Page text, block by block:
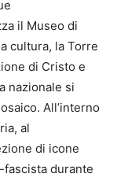
il Museo di
cultura, la Torre
di Cristo e
nazionale si
All’interno
al
di icone
fascista durante